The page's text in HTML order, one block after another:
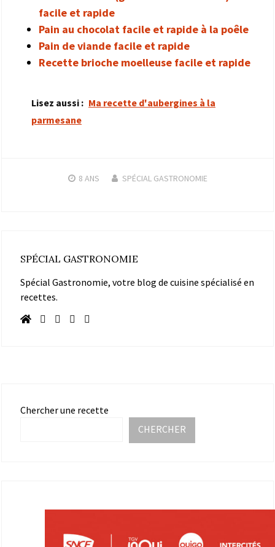
facile et rapide
Pain au chocolat facile et rapide à la poêle
Pain de viande facile et rapide
Recette brioche moelleuse facile et rapide
Lisez aussi : Ma recette d'aubergines à la
parmesane
8 ANS SPÉCIAL GASTRONOMIE
SPÉCIAL GASTRONOMIE
Spécial Gastronomie, votre blog de cuisine spécialisé en
recettes.
Chercher une recette
CHERCHER